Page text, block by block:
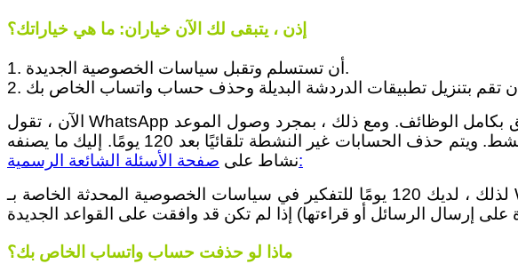
إذن ، يتبقى لك الآن خياران: ما هي خياراتك؟
1. أن تستسلم وتقبل سياسات الخصوصية الجديدة.
الآن ، تقول WhatsApp أنك ستظل قادرًا على قبول سياسات الخصوصية الجديدة بعد 15 مايو والعودة إلى استخدام التطبيق بكامل الوظائف. ومع ذلك ، بمجرد وصول الموعد
النهائي ولم تضغط على الزر “قبول” ، سيتم تصنيف حسابك على أنه غير نشط. ويتم حذف الحسابات غير النشطة تلقائيًا بعد 120 يومًا. إليك ما يصنفه WhatsApp على أنه عدم
نشاط علىصفحة الأسئلة الشائعة الرسمية:
لذلك ، لديك 120 يومًا للتفكير في سياسات الخصوصية المحدثة الخاصة بـ WhatsApp وقبولها (أو رفضها). ومع ذلك ، كل يوم بعد 15 مايو ، سوف تضطر إلى العيش بوظائف
ماذا لو حذفت حساب واتساب الخاص بك؟